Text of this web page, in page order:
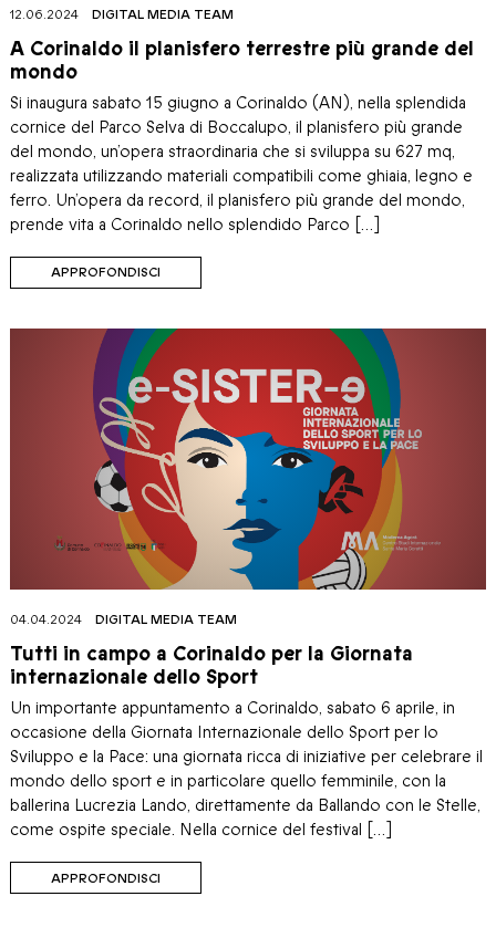
12.06.2024 DIGITAL MEDIA TEAM
A Corinaldo il planisfero terrestre più grande del
mondo
Si inaugura sabato 15 giugno a Corinaldo (AN), nella splendida
cornice del Parco Selva di Boccalupo, il planisfero più grande
del mondo, un’opera straordinaria che si sviluppa su 627 mq,
realizzata utilizzando materiali compatibili come ghiaia, legno e
ferro. Un’opera da record, il planisfero più grande del mondo,
prende vita a Corinaldo nello splendido Parco […]
APPROFONDISCI
04.04.2024 DIGITAL MEDIA TEAM
Tutti in campo a Corinaldo per la Giornata
internazionale dello Sport
Un importante appuntamento a Corinaldo, sabato 6 aprile, in
occasione della Giornata Internazionale dello Sport per lo
Sviluppo e la Pace: una giornata ricca di iniziative per celebrare il
mondo dello sport e in particolare quello femminile, con la
ballerina Lucrezia Lando, direttamente da Ballando con le Stelle,
come ospite speciale. Nella cornice del festival […]
APPROFONDISCI